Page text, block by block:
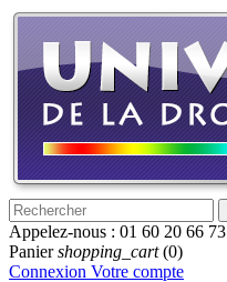
Appelez-nous : 01 60 20 66 73
Panier shopping_cart (0)
Connexion Votre compte